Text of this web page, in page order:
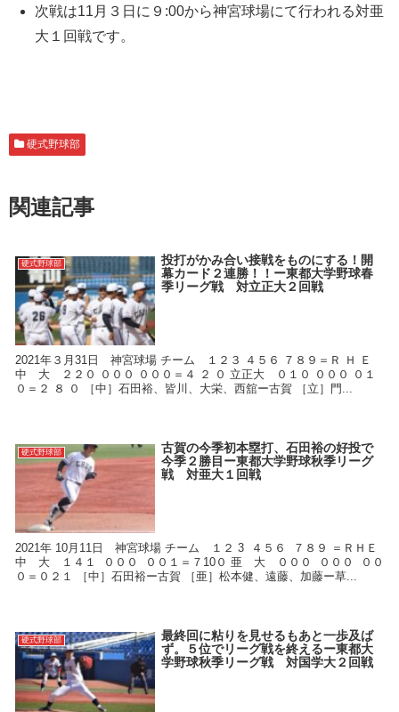
次戦は11月３日に９:00から神宮球場にて行われる対亜
大１回戦です。
硬式野球部
関連記事
硬式野球部
投打がかみ合い接戦をものにする！開
幕カード２連勝！！ー東都大学野球春
季リーグ戦 対立正大２回戦
2021年３月31日 神宮球場 チーム １２３ ４５６ ７８９＝Ｒ Ｈ Ｅ
中 大 ２２０ ０００ ０００＝４ ２ ０ 立正大 ０１０ ０００ ０１
０＝２ ８ ０ ［中］石田裕、皆川、大栄、西舘ー古賀 ［立］門...
硬式野球部
古賀の今季初本塁打、石田裕の好投で
今季２勝目ー東都大学野球秋季リーグ
戦 対亜大１回戦
2021年 10月11日 神宮球場 チーム １２ 3 ４５６ ７８９ ＝ＲＨＥ
中 大 １４１ ０００ ００１＝７10０ 亜 大 ０００ ０００ ００
０＝０２１ ［中］石田裕ー古賀 ［亜］松本健、遠藤、加藤ー草...
硬式野球部
最終回に粘りを見せるもあと一歩及ば
ず。５位でリーグ戦を終えるー東都大
学野球秋季リーグ戦 対国学大２回戦